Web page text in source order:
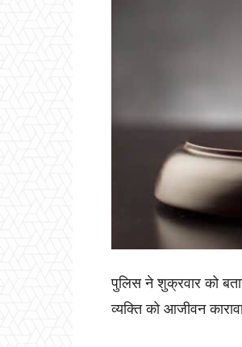
पुलिस ने शुक्रवार को
व्यक्ति को आजीवन